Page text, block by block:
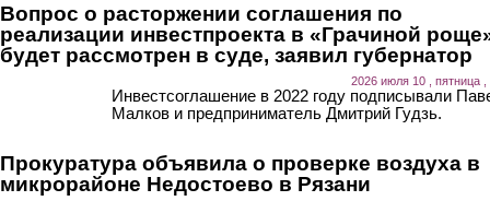
Вопрос о расторжении соглашения по
реализации инвестпроекта в «Грачиной
будет рассмотрен в суде, заявил губернатор
2026 июля 10 , пятница ,
Инвестсоглашение в 2022 году подписывали
Малков и предприниматель Дмитрий Гудзь.
Прокуратура объявила о проверке воздуха в
микрорайоне Недостоево в Рязани